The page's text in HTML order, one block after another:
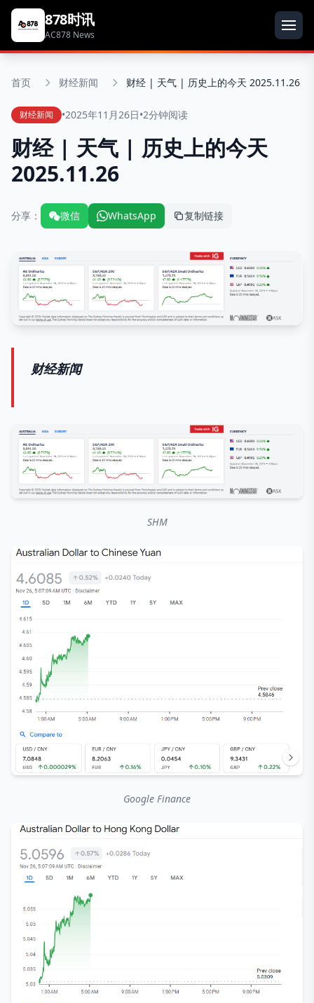
878时讯
AC878 News
首页 财经新闻 财经 | 天气 | 历史上的今天 2025.11.26
财经新闻 •2025年11月26日•2分钟阅读
财经 | 天气 | 历史上的今天
2025.11.26
分享： 微信 WhatsApp 复制链接
财经新闻
SHM
Google Finance